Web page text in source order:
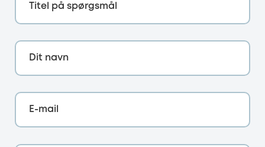
Titel på spørgsmål
Dit navn
E-mail